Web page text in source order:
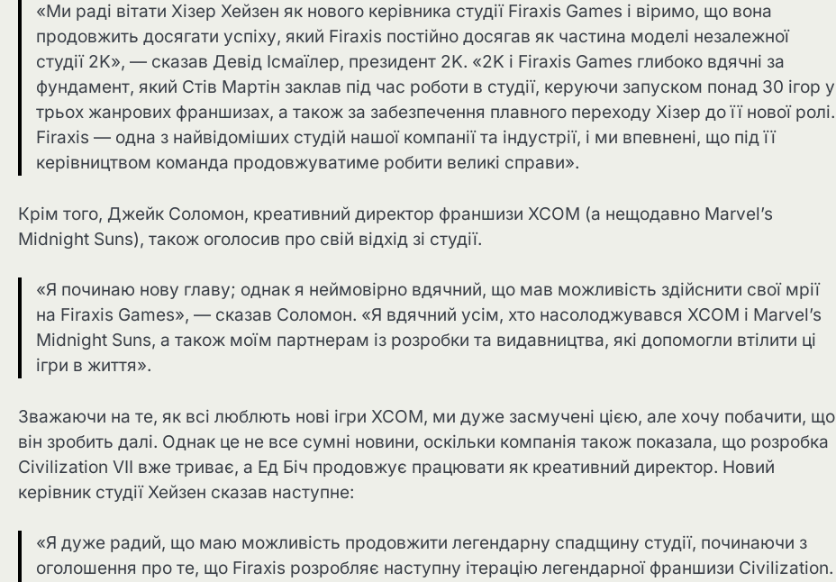
«Ми раді вітати Хізер Хейзен як нового керівника студії Firaxis Games і віримо, що вона
продовжить досягати успіху, який Firaxis постійно досягав як частина моделі незалежної
студії 2K», — сказав Девід Ісмаїлер, президент 2K. «2K і Firaxis Games глибоко вдячні за
фундамент, який Стів Мартін заклав під час роботи в студії, керуючи запуском понад 30 ігор у
трьох жанрових франшизах, а також за забезпечення плавного переходу Хізер до її нової ролі.
Firaxis — одна з найвідоміших студій нашої компанії та індустрії, і ми впевнені, що під її
керівництвом команда продовжуватиме робити великі справи».
Крім того, Джейк Соломон, креативний директор франшизи XCOM (а нещодавно Marvel’s
Midnight Suns), також оголосив про свій відхід зі студії.
«Я починаю нову главу; однак я неймовірно вдячний, що мав можливість здійснити свої мрії
на Firaxis Games», — сказав Соломон. «Я вдячний усім, хто насолоджувався XCOM і Marvel’s
Midnight Suns, а також моїм партнерам із розробки та видавництва, які допомогли втілити ці
ігри в життя».
Зважаючи на те, як всі люблють нові ігри XCOM, ми дуже засмучені цією, але хочу побачити, що
він зробить далі. Однак це не все сумні новини, оскільки компанія також показала, що розробка
Civilization VII вже триває, а Ед Біч продовжує працювати як креативний директор. Новий
керівник студії Хейзен сказав наступне:
«Я дуже радий, що маю можливість продовжити легендарну спадщину студії, починаючи з
оголошення про те, що Firaxis розробляє наступну ітерацію легендарної франшизи Civilization.